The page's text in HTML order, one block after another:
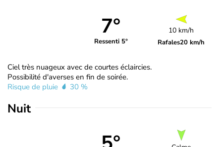
7°
Ressenti 5°
10 km/h
Rafales20 km/h
Ciel très nuageux avec de courtes éclaircies.
Possibilité d'averses en fin de soirée.
Risque de pluie
30 %
Nuit